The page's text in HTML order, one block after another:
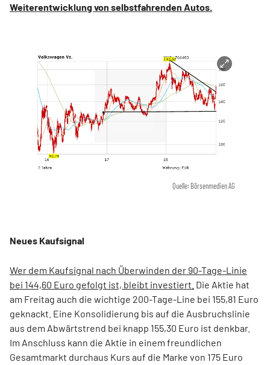
Weiterentwicklung von selbstfahrenden Autos.
Quelle: Börsenmedien AG
Neues Kaufsignal
Wer dem Kaufsignal nach Überwinden der 90-Tage-Linie
bei 144,60 Euro gefolgt ist, bleibt investiert. Die Aktie hat
am Freitag auch die wichtige 200-Tage-Line bei 155,81 Euro
geknackt. Eine Konsolidierung bis auf die Ausbruchslinie
aus dem Abwärtstrend bei knapp 155,30 Euro ist denkbar.
Im Anschluss kann die Aktie in einem freundlichen
Gesamtmarkt durchaus Kurs auf die Marke von 175 Euro